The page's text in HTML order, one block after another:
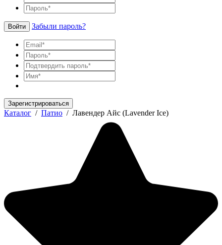
Войти Забыли пароль?
Зарегистрироваться
Каталог / Патио / Лавендер Айс (Lavender Ice)